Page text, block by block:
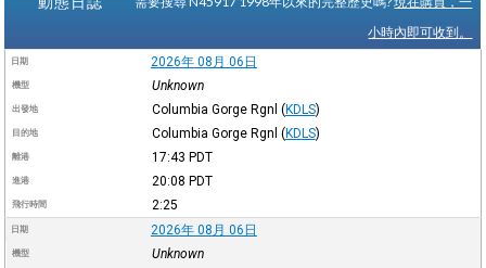
小時內即可收到。
日期 2026年 08月 06日
機型 Unknown
出發地 Columbia Gorge Rgnl (KDLS)
目的地 Columbia Gorge Rgnl (KDLS)
離港 17:43 PDT
進港 20:08 PDT
飛行時間 2:25
日期 2026年 08月 06日
機型 Unknown